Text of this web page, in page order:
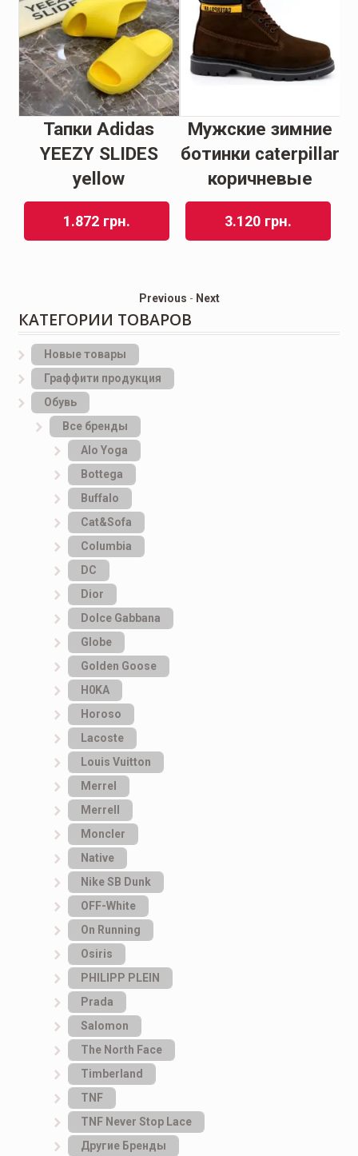
Тапки Adidas
YEEZY SLIDES
yellow
1.872 грн.
Мужские зимние
ботинки caterpillar
коричневые
3.120 грн.
Previous - Next
КАТЕГОРИИ ТОВАРОВ
Новые товары
Граффити продукция
Обувь
Все бренды
Alo Yoga
Bottеga
Buffalo
Cat&Sofa
Columbia
DC
Dior
Dolce Gabbana
Globe
Golden Goose
H0KA
Horoso
Lacoste
Louis Vuitton
Merrel
Merrell
Moncler
Native
Nike SB Dunk
OFF-White
On Running
Osiris
PHILIPP PLEIN
Prada
Salomon
The North Face
Timberland
TNF
TNF Never Stop Lace
Другие Бренды